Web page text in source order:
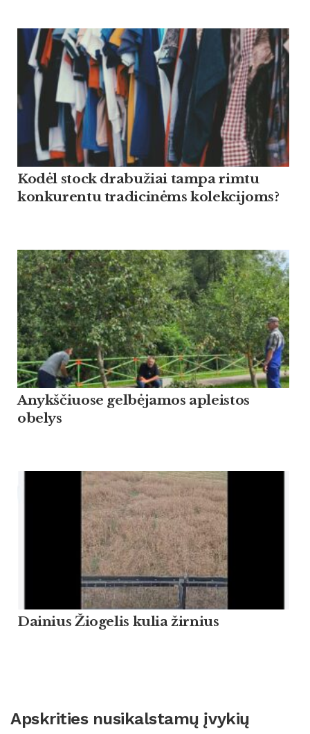
Kodėl stock drabužiai tampa rimtu
konkurentu tradicinėms kolekcijoms?
Anykščiuose gelbėjamos apleistos
obelys
Dainius Žiogelis kulia žirnius
Apskrities nusikalstamų įvykių